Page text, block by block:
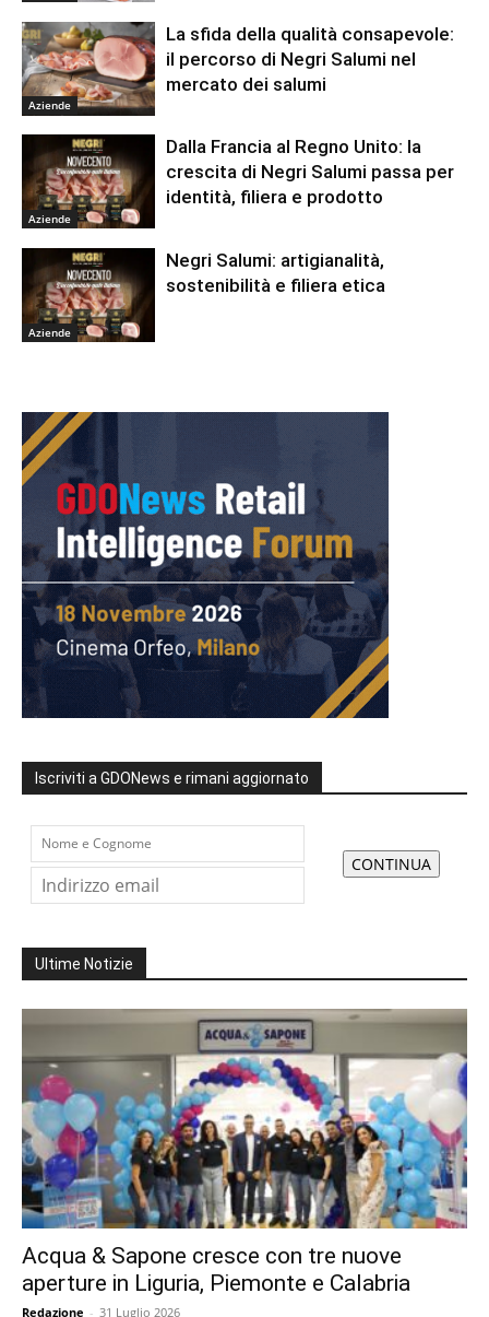
Aziende
La sfida della qualità consapevole:
il percorso di Negri Salumi nel
mercato dei salumi
Aziende
Dalla Francia al Regno Unito: la
crescita di Negri Salumi passa per
identità, filiera e prodotto
Aziende
Negri Salumi: artigianalità,
sostenibilità e filiera etica
Iscriviti a GDONews e rimani aggiornato
Ultime Notizie
Acqua & Sapone cresce con tre nuove
aperture in Liguria, Piemonte e Calabria
Redazione - 31 Luglio 2026